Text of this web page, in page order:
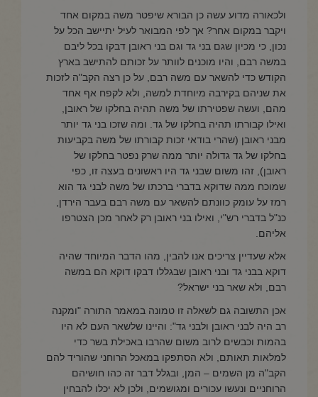
ולכאורה מדוע עשה כן הבורא שיפטר משה במקום אחד
ויקבר במקום אחר? אך לפי המבואר לעיל יתיישב הכל על
נכון, כי מכיון שגם בני גד וגם בני ראובן דבקו בכל ליבם
במשה רבם, והיו מוכנים לוותר על זכותם להתישב בארץ
הקודש כדי להשאר עם משה רבם, על כן רצה הקב"ה לזכות
את שניהם בקירבה מיוחדת למשה, ולא לקפח אף אחד
מהם, ועשה שפטירתו של משה תהיה בחלקו של ראובן,
ואילו קבורתו תהיה בחלקו של גד. ומה שזכו בני גד יותר
מבני ראובן (שהרי בודאי זכות קבורתו של משה בקביעות
בחלקו של גד גדולה יותר ממה שרק נפטר בחלקו של
ראובן), זהו משום שבני גד היו ראשונים בעצה זו, כפי
שמוכח ממה שדוקא בדברי ברכתו של משה לבני גד הוא
רמז על עומק כוונתם להשאר עם משה רבם בעבר הירדן,
כנ"ל בדברי רש"י, ואילו בני ראובן רק לאחר מכן הצטרפו
אליהם.
אלא שעדיין צריכים אנו להבין, מהו הדבר המיוחד שהיה
דוקא בבני גד ובני ראובן שבגללו דבקו דוקא הם במשה
רבם, ולא שאר בני ישראל?
אכן התשובה גם לשאלה זו טמונה במאמר התורה "ומקנה
רב היה לבני ראובן ולבני גד": והיינו שלשאר העם לא היו
בהמות וכבשים לרוב משום שהרבו באכילת בשר כדי
למלאות תאותם, ולא הסתפקו במאכל הרוחני שהוריד להם
הקב"ה מן השמים – המן, ובגלל דבר זה כהו חושיהם
הרוחניים ונעשו עכורים ומגושמים, ולכן לא יכלו להבחין